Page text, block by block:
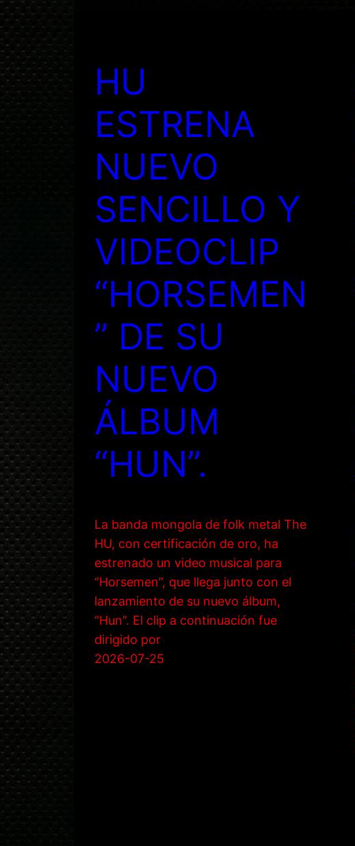
HU
ESTRENA
NUEVO
SENCILLO Y
VIDEOCLIP
“HORSEMEN
” DE SU
NUEVO
ÁLBUM
“HUN”.
La banda mongola de folk metal The
HU, con certificación de oro, ha
estrenado un video musical para
“Horsemen”, que llega junto con el
lanzamiento de su nuevo álbum,
“Hun”. El clip a continuación fue
dirigido por
2026-07-25